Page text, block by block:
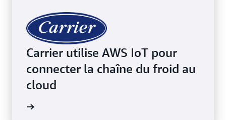
Carrier utilise AWS IoT pour
connecter la chaîne du froid au
cloud